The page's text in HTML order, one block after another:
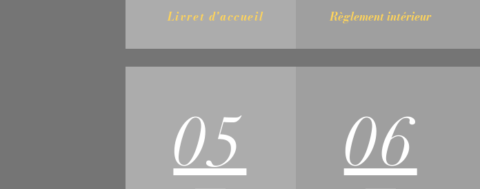
Livret d'accueil Règlement intérieur
05 06